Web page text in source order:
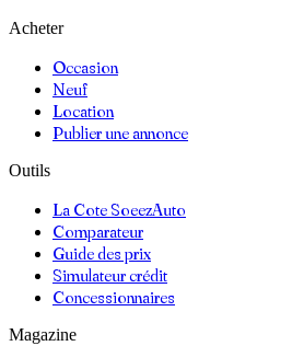
Acheter
Occasion
Neuf
Location
Publier une annonce
Outils
La Cote SoeezAuto
Comparateur
Guide des prix
Simulateur crédit
Concessionnaires
Magazine